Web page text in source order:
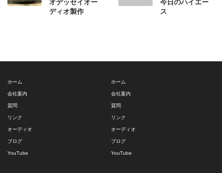
オデッセイオー
ディオ製作
今日のハイエー
ス
ホーム
会社案内
質問
リンク
オーディオ
ブログ
YouTube
ホーム
会社案内
質問
リンク
オーディオ
ブログ
YouTube